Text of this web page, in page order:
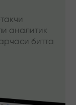
аналитик
битта